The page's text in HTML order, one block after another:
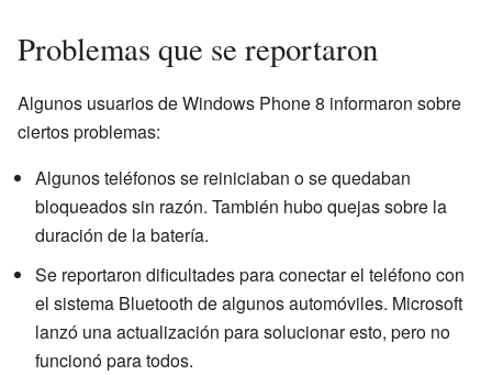
Problemas que se reportaron
Algunos usuarios de Windows Phone 8 informaron sobre
ciertos problemas:
Algunos teléfonos se reiniciaban o se quedaban
bloqueados sin razón. También hubo quejas sobre la
duración de la batería.
Se reportaron dificultades para conectar el teléfono con
el sistema Bluetooth de algunos automóviles. Microsoft
lanzó una actualización para solucionar esto, pero no
funcionó para todos.